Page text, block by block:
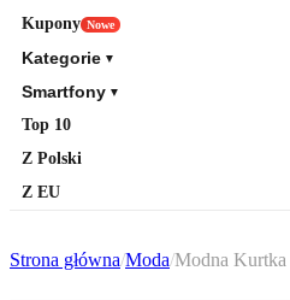
Kupony Nowe
Kategorie ▼
Smartfony ▼
Top 10
Z Polski
Z EU
Strona główna/Moda/Modna Kurtka